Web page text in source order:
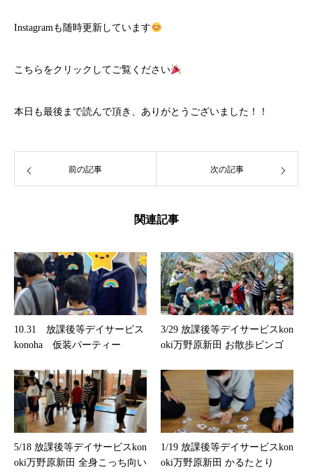
Instagramも随時更新しています
こちら をクリックしてご覧ください
本日も最後まで読んで頂き、ありがとうございました！！
前の記事 次の記事
関連記事
10.31 放課後等デイサービス
konoha 仮装パーティー
3/29 放課後等デイサービスkon
oki万野原新田 お散歩ビンゴ
5/18 放課後等デイサービスkon
oki万野原新田 全身こっち向い
1/19 放課後等デイサービスkon
oki万野原新田 かるたとり